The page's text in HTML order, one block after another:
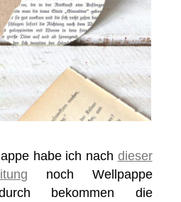
habe ich nach dieser
noch Wellpappe
bekommen die